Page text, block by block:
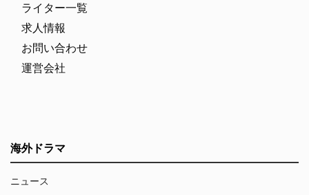
ライター一覧
求人情報
お問い合わせ
運営会社
海外ドラマ
ニュース